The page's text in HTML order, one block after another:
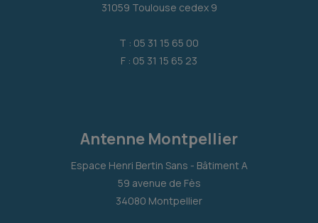
31059 Toulouse cedex 9
T : 05 31 15 65 00
F : 05 31 15 65 23
Antenne Montpellier
Espace Henri Bertin Sans - Bâtiment A
59 avenue de Fès
34080 Montpellier